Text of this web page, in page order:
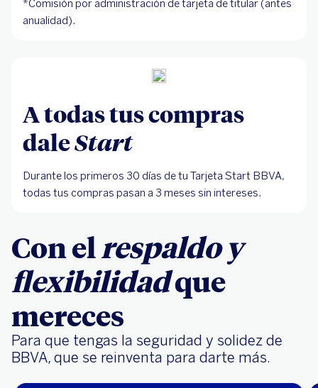
*Comisión por administración de tarjeta de titular (antes
anualidad).
A todas tus compras
daleStart
Durante los primeros 30 días de tu Tarjeta Start BBVA,
todas tus compras pasan a 3 meses sin intereses.
Con elrespaldo y
flexibilidadque
mereces
Para que tengas la seguridad y solidez de
BBVA, que se reinventa para darte más.